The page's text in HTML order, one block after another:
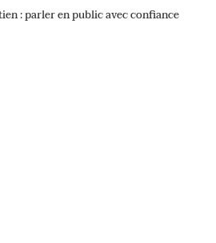
: parler en public avec confiance